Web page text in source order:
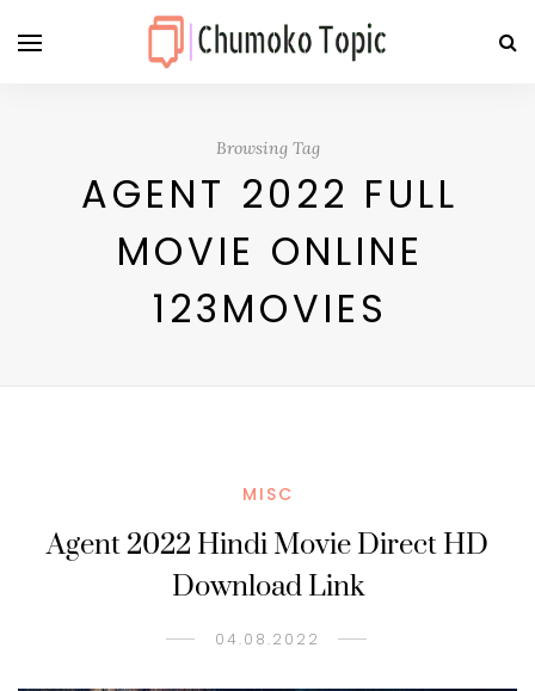
Browsing Tag
AGENT 2022 FULL
MOVIE ONLINE
123MOVIES
MISC
Agent 2022 Hindi Movie Direct HD
Download Link
04.08.2022